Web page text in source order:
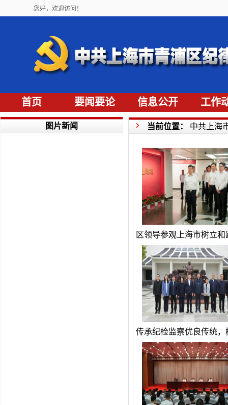
您好，欢迎访问！
首页 要闻要论 信息公开 工作
图片新闻 当前位置： 中共上海
区领导参观上海市树立
传承纪检监察优良传统